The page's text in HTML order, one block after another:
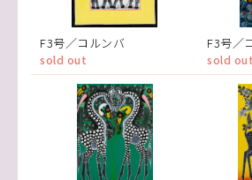
F3号／コルンバ
sold out
F3号／
sold out